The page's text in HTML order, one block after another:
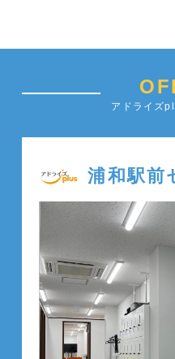
アドライズ
浦和駅前